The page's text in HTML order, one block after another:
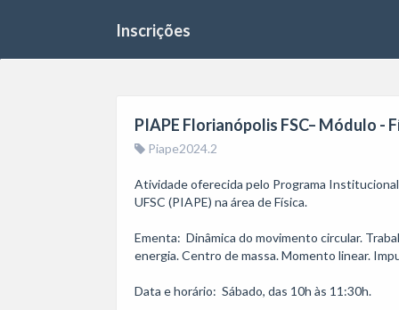
Inscrições
PIAPE Florianópolis FSC– Módulo -
Piape2024.2
Atividade oferecida pelo Programa
UFSC (PIAPE) na área de Física.
Ementa:  Dinâmica do movimento circular.
energia. Centro de massa. Momento linear.
Data e horário:  Sábado, das 10h às 11:30h.